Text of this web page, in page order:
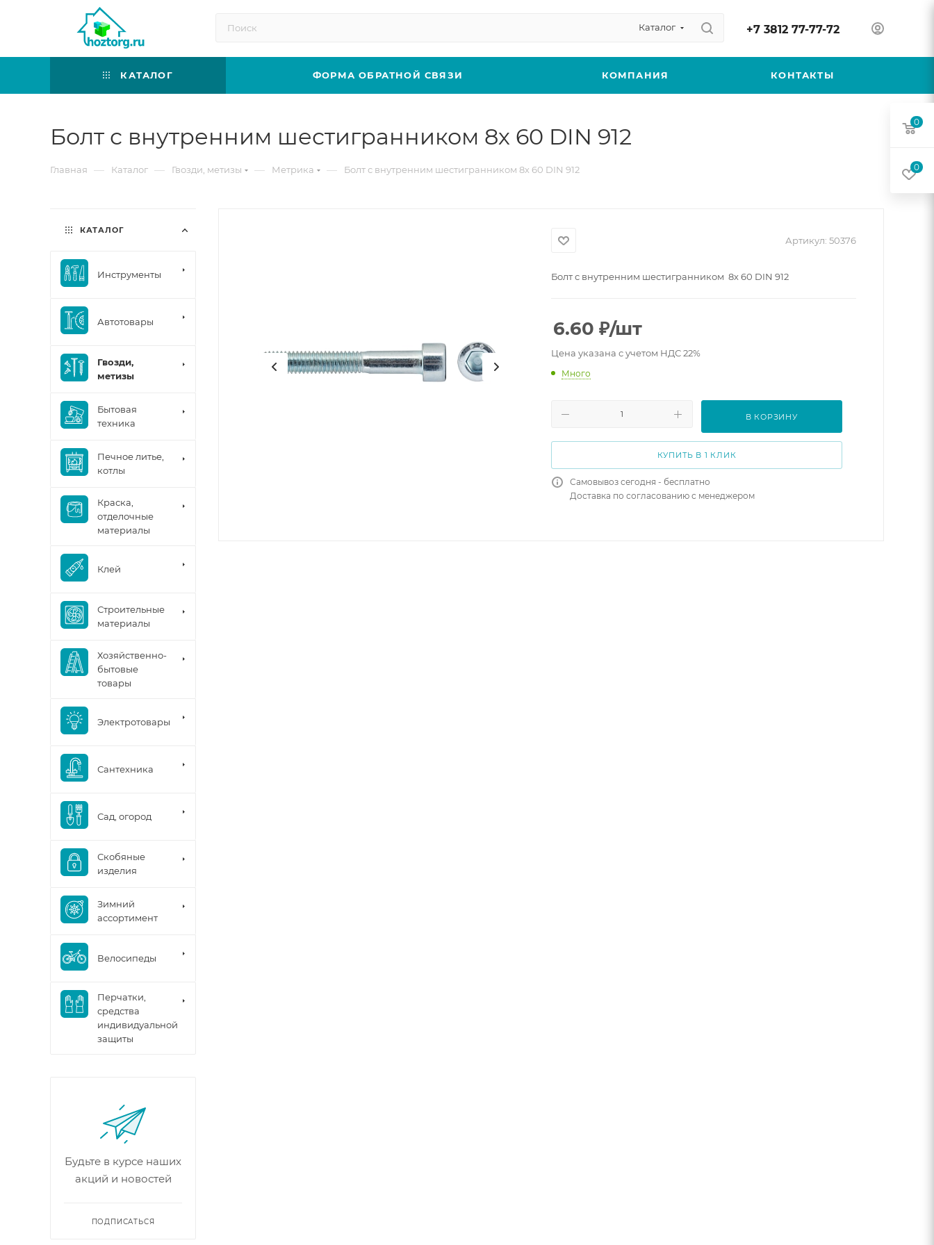
Каталог +7 3812 77-77-72
КАТАЛОГ ФОРМА ОБРАТНОЙ СВЯЗИ КОМПАНИЯ КОНТАКТЫ
Болт с внутренним шестигранником 8х 60 DIN 912
Главная — Каталог — Гвозди, метизы — Метрика — Болт с внутренним шестигранником 8х 60 DIN 912
Артикул: 50376
Болт с внутренним шестигранником 8х 60 DIN 912
6.60 ₽/шт
Цена указана с учетом НДС 22%
Много
В КОРЗИНУ
КУПИТЬ В 1 КЛИК
Самовывоз сегодня - бесплатно
Доставка по согласованию с менеджером
КАТАЛОГ
Инструменты
Автотовары
Гвозди,
метизы
Бытовая
техника
Печное литье,
котлы
Краска,
отделочные
материалы
Клей
Строительные
материалы
Хозяйственно-
бытовые
товары
Электротовары
Сантехника
Сад, огород
Скобяные
изделия
Зимний
ассортимент
Велосипеды
Перчатки,
средства
индивидуальной
защиты
Будьте в курсе наших
акций и новостей
ПОДПИСАТЬСЯ
0
0